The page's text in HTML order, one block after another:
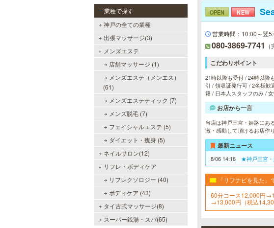
業種で探す
神戸の全ての業種
出張マッサージ(3)
メンズエステ
店舗マッサージ (1)
メンズエステ（メンエス）
(61)
メンズエステティック (7)
メンズ脱毛 (7)
フェイシャルエステ (5)
ダイエット・痩身 (5)
ネイルサロン(12)
リフレ・ボディケア
リフレクソロジー (40)
ボディケア (43)
タイ古式マッサージ(8)
スーパー銭湯・スパ(65)
OPEN NEW
営業時間：10:00～翌
080-3869-7741
こだわりポイント
21時以降も受付 / 24時以降
引 / 領収証発行可 / 2名様
籍 / 日本人スタッフのみ /
お店から一言
当店は神戸三宮・姫路にあ
激・感動して頂けるお店作
最新ニュース
8/06 14:18 ★神戸三宮
「リフナビを見た
60分コース12,000円
→13,000円（税込
す。※待機状況確認後